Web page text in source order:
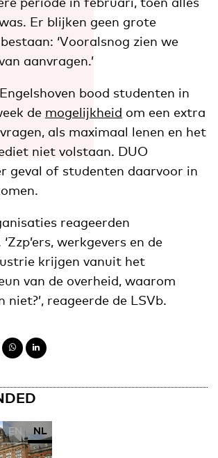
Er blijken geen grote
‘Vooralsnog zien we
aanvragen.’
bood studenten in
de mogelijkheid om een extra
als maximaal lenen en het
niet volstaan. DUO
geval of studenten daarvoor in
reageerden
werkgevers en de
krijgen vanuit het
van de overheid, waarom
niet?’, reageerde de LSVb.
EN NL